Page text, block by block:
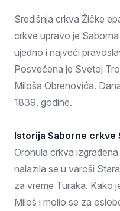
Središnja crkva Žičke
crkve upravo je
ujedno i najveći
Posvećena je Svetoj
Miloša Obrenovića.
1839. godine.
Istorija Saborne crkve
Oronula crkva
nalazila se u varoši
za vreme Turaka. Kako
Miloš i molio se za